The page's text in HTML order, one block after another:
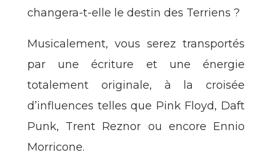
changera-t-elle le destin des Terriens ?
Musicalement, vous serez transportés
par une écriture et une énergie
totalement originale, à la croisée
d’influences telles que Pink Floyd, Daft
Punk, Trent Reznor ou encore Ennio
Morricone.